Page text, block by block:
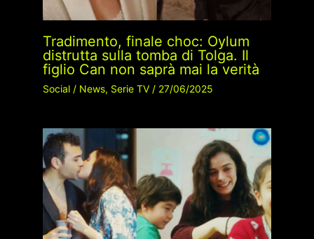
Tradimento, finale choc: Oylum
distrutta sulla tomba di Tolga. Il
figlio Can non saprà mai la verità
Social/ News, Serie TV/ 27/06/2025